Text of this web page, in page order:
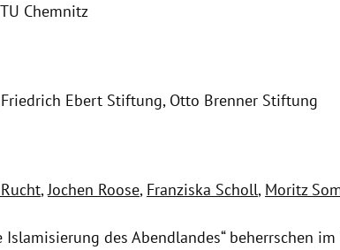
Chemnitz
Ebert Stiftung, Otto Brenner Stiftung
,Jochen Roose, Franziska Scholl, Moritz
des Abendlandes“ beherrschen